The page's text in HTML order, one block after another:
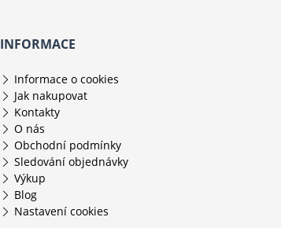
INFORMACE
Informace o cookies
Jak nakupovat
Kontakty
O nás
Obchodní podmínky
Sledování objednávky
Výkup
Blog
Nastavení cookies